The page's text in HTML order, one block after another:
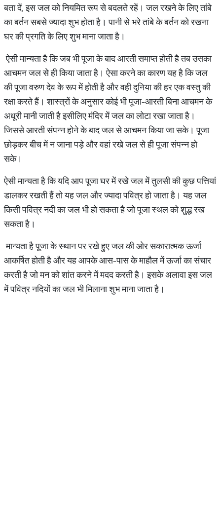
बता दें, इस जल को नियमित रूप से बदलते रहें। जल रखने के लिए तांबे
का बर्तन सबसे ज्यादा शुभ होता है। पानी से भरे तांबे के बर्तन को रखना
घर की प्रगति के लिए शुभ माना जाता है।
ऐसी मान्यता है कि जब भी पूजा के बाद आरती समाप्त होती है तब उसका
आचमन जल से ही किया जाता है। ऐसा करने का कारण यह है कि जल
की पूजा वरुण देव के रूप में होती है और वही दुनिया की हर एक वस्तु की
रक्षा करते हैं। शास्त्रों के अनुसार कोई भी पूजा-आरती बिना आचमन के
अधूरी मानी जाती है इसीलिए मंदिर में जल का लोटा रखा जाता है।
जिससे आरती संपन्न होने के बाद जल से आचमन किया जा सके। पूजा
छोड़कर बीच में न जाना पड़े और वहां रखे जल से ही पूजा संपन्न हो
सके।
ऐसी मान्यता है कि यदि आप पूजा घर में रखे जल में तुलसी की कुछ पत्तियां
डालकर रखती हैं तो यह जल और ज्यादा पवित्र हो जाता है। यह जल
किसी पवित्र नदी का जल भी हो सकता है जो पूजा स्थल को शुद्ध रख
सकता है।
मान्यता है पूजा के स्थान पर रखे हुए जल की ओर सकारात्मक ऊर्जा
आकर्षित होती है और यह आपके आस-पास के माहौल में ऊर्जा का संचार
करती है जो मन को शांत करने में मदद करती है। इसके अलावा इस जल
में पवित्र नदियों का जल भी मिलाना शुभ माना जाता है।